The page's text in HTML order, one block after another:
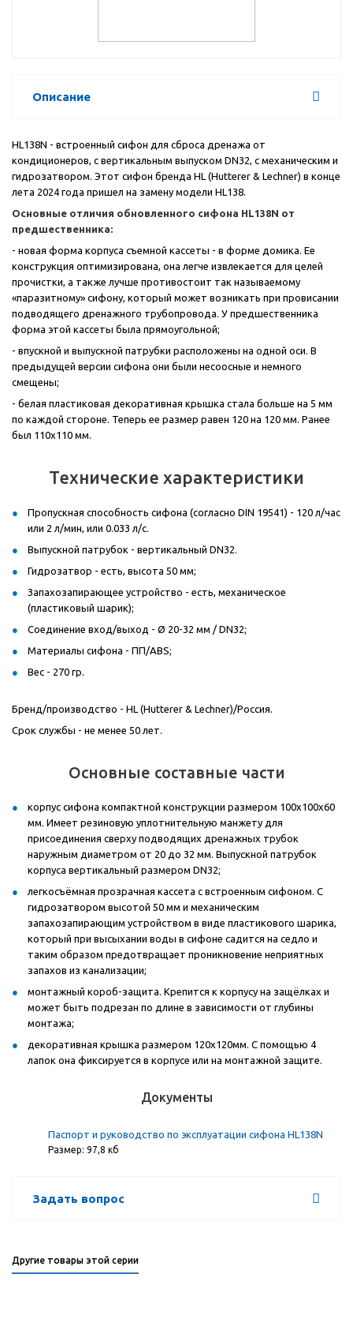
Описание
HL138N - встроенный сифон для сброса дренажа от
кондиционеров, с вертикальным выпуском DN32, c механическим и
гидрозатвором. Этот сифон бренда HL (Hutterer & Lechner) в конце
лета 2024 года пришел на замену модели HL138.
Основные отличия обновленного сифона HL138N от
предшественника:
- новая форма корпуса съемной кассеты - в форме домика. Ее
конструкция оптимизирована, она легче извлекается для целей
прочистки, а также лучше противостоит так называемому
«паразитному» сифону, который может возникать при провисании
подводящего дренажного трубопровода. У предшественника
форма этой кассеты была прямоугольной;
- впускной и выпускной патрубки расположены на одной оси. В
предыдущей версии сифона они были несоосные и немного
смещены;
- белая пластиковая декоративная крышка стала больше на 5 мм
по каждой стороне. Теперь ее размер равен 120 на 120 мм. Ранее
был 110x110 мм.
Технические характеристики
Пропускная способность сифона (согласно DIN 19541) - 120 л/час
или 2 л/мин, или 0.033 л/с.
Выпускной патрубок - вертикальный DN32.
Гидрозатвор - есть, высота 50 мм;
Запахозапирающее устройство - есть, механическое
(пластиковый шарик);
Соединение вход/выход - Ø 20-32 мм / DN32;
Материалы сифона - ПП/ABS;
Вес - 270 гр.
Бренд/производство - HL (Hutterer & Lechner)/Россия.
Срок службы - не менее 50 лет.
Основные составные части
корпус сифона компактной конструкции размером 100х100х60
мм. Имеет резиновую уплотнительную манжету для
присоединения сверху подводящих дренажных трубок
наружным диаметром от 20 до 32 мм. Выпускной патрубок
корпуса вертикальный размером DN32;
легкосъёмная прозрачная кассета с встроенным сифоном. С
гидрозатвором высотой 50 мм и механическим
запахозапирающим устройством в виде пластикового шарика,
который при высыхании воды в сифоне садится на седло и
таким образом предотвращает проникновение неприятных
запахов из канализации;
монтажный короб-защита. Крепится к корпусу на защёлках и
может быть подрезан по длине в зависимости от глубины
монтажа;
декоративная крышка размером 120х120мм. С помощью 4
лапок она фиксируется в корпусе или на монтажной защите.
Документы
Паспорт и руководство по эксплуатации сифона HL138N
Размер: 97,8 кб
Задать вопрос
Другие товары этой серии